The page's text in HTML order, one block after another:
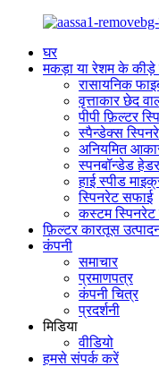
घर
मकड़ा या रेशम के कीड़े
रासायनिक
वृत्ताकार छेद
पीपी फ़िल्टर
स्पैन्डेक्स
अनियमित
स्पनबॉन्डेड हेडर
हाई स्पीड
स्पिनरेट सफाई
कस्टम
फ़िल्टर कारतूस
कंपनी
समाचार
प्रमाणपत्र
कंपनी चित्र
प्रदर्शनी
मिडिया
वीडियो
हमसे संपर्क करें